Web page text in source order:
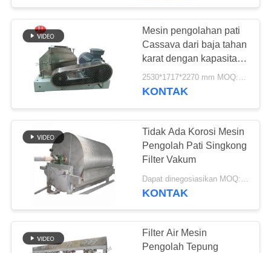
Mesin pengolahan pati
Cassava dari baja tahan
karat dengan kapasitas
yang dapat disesuaikan
dan layanan purna jual
2530*1717*2270 mm MOQ:1 set
KONTAK
Tidak Ada Korosi Mesin
Pengolah Pati Singkong
Filter Vakum
KONTAK
Filter Air Mesin
Pengolah Tepung